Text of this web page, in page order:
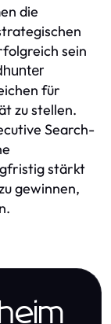
die
sein
für
zu stellen.
Search-
stärkt
gewinnen,